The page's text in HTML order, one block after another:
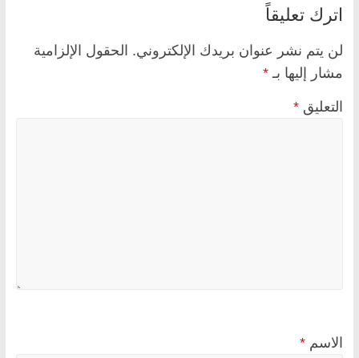
اترك تعليقاً
لن يتم نشر عنوان بريدك الإلكتروني. الحقول الإلزامية
مشار إليها بـ *
التعليق *
الاسم *